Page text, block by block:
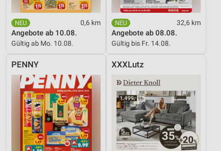
0,6 km
Angebote ab 10.08.
Gültig ab Mo. 10.08.
32,6 km
Angebote ab 08.08.
Gültig bis Fr. 14.08.
PENNY XXXLutz